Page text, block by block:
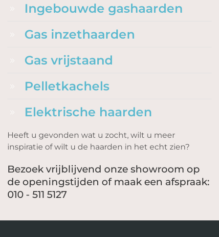
Ingebouwde gashaarden
Gas inzethaarden
Gas vrijstaand
Pelletkachels
Elektrische haarden
Heeft u gevonden wat u zocht, wilt u meer
inspiratie of wilt u de haarden in het echt zien?
Bezoek vrijblijvend onze showroom op
de openingstijden of maak een afspraak:
010 - 511 5127